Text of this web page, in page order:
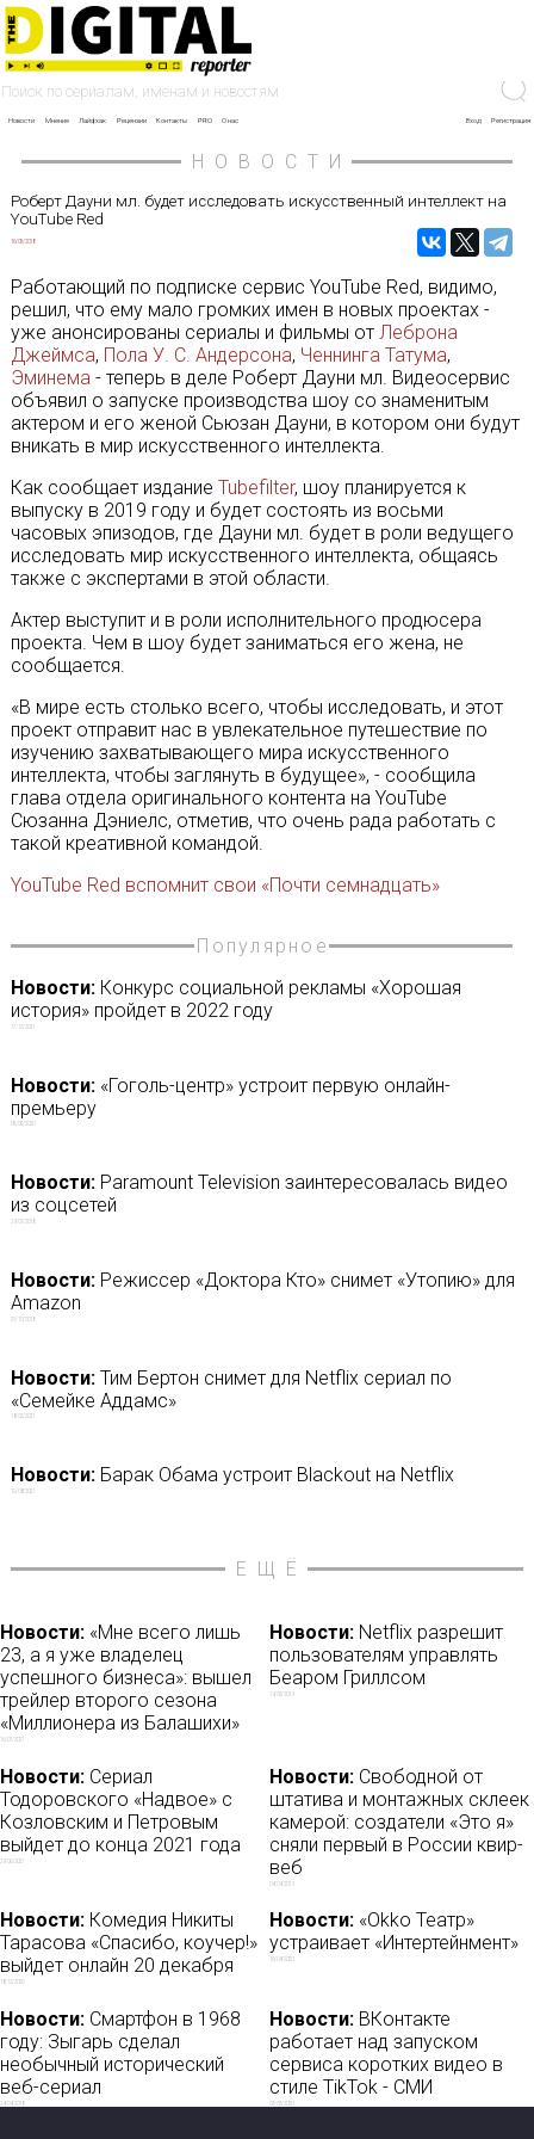
Новости Мнение Лайфхак Рецензии Контакты PRO О нас Вход Регистрация
НОВОСТИ
Роберт Дауни мл. будет исследовать искусственный интеллект на
YouTube Red
16/05/2018
Работающий по подписке сервис YouTube Red, видимо,
решил, что ему мало громких имен в новых проектах -
уже анонсированы сериалы и фильмы от Леброна
Джеймса, Пола У. С. Андерсона, Ченнинга Татума,
Эминема- теперь в деле Роберт Дауни мл. Видеосервис
объявил о запуске производства шоу со знаменитым
актером и его женой Сьюзан Дауни, в котором они будут
вникать в мир искусственного интеллекта.
Как сообщает издание Tubefilter, шоу планируется к
выпуску в 2019 году и будет состоять из восьми
часовых эпизодов, где Дауни мл. будет в роли ведущего
исследовать мир искусственного интеллекта, общаясь
также с экспертами в этой области.
Актер выступит и в роли исполнительного продюсера
проекта. Чем в шоу будет заниматься его жена, не
сообщается.
«В мире есть столько всего, чтобы исследовать, и этот
проект отправит нас в увлекательное путешествие по
изучению захватывающего мира искусственного
интеллекта, чтобы заглянуть в будущее», - сообщила
глава отдела оригинального контента на YouTube
Сюзанна Дэниелс, отметив, что очень рада работать с
такой креативной командой.
YouTube Red вспомнит свои «Почти семнадцать»
Популярное
Новости:Конкурс социальной рекламы «Хорошая
история» пройдет в 2022 году
17/12/2021
Новости:«Гоголь-центр» устроит первую онлайн-
премьеру
05/05/2020
Новости:Paramount Television заинтересовалась видео
из соцсетей
29/01/2018
Новости:Режиссер «Доктора Кто» снимет «Утопию» для
Amazon
21/10/2018
Новости:Тим Бертон снимет для Netflix сериал по
«Семейке Аддамс»
18/02/2021
Новости:Барак Обама устроит Blackout на Netflix
12/08/2021
ЕЩЁ
Новости: «Мне всего лишь
23, а я уже владелец
успешного бизнеса»: вышел
трейлер второго сезона
«Миллионера из Балашихи»
16/07/2021
Новости: Netflix разрешит
пользователям управлять
Беаром Гриллсом
19/03/2019
Новости: Сериал
Тодоровского «Надвое» с
Козловским и Петровым
выйдет до конца 2021 года
29/06/2021
Новости: Свободной от
штатива и монтажных склеек
камерой: создатели «Это я»
сняли первый в России квир-
веб
04/04/2019
Новости: Комедия Никиты
Тарасова «Спасибо, коучер!»
выйдет онлайн 20 декабря
18/12/2020
Новости: «Okko Театр»
устраивает «Интертейнмент»
16/04/2020
Новости: Смартфон в 1968
году: Зыгарь сделал
необычный исторический
веб-сериал
24/04/2018
Новости: ВКонтакте
работает над запуском
сервиса коротких видео в
стиле TikTok - СМИ
03/03/2020